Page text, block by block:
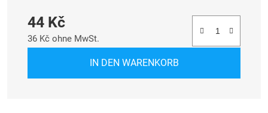
44 Kč
36 Kč ohne MwSt.
IN DEN WARENKORB